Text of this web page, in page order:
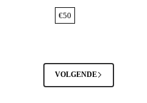
€50
VOLGENDE